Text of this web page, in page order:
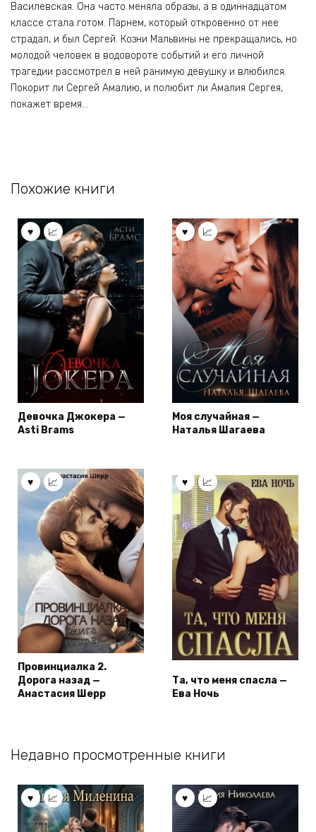
Василевская. Она часто меняла образы, а в одиннадцатом
классе стала готом. Парнем, который откровенно от нее
страдал, и был Сергей. Козни Мальвины не прекращались, но
молодой человек в водовороте событий и его личной
трагедии рассмотрел в ней ранимую девушку и влюбился.
Покорит ли Сергей Амалию, и полюбит ли Амалия Сергея,
покажет время…
Похожие книги
Девочка Джокера —
Asti Brams
Моя случайная —
Наталья Шагаева
Провинциалка 2.
Дорога назад —
Анастасия Шерр
Та, что меня спасла —
Ева Ночь
Недавно просмотренные книги